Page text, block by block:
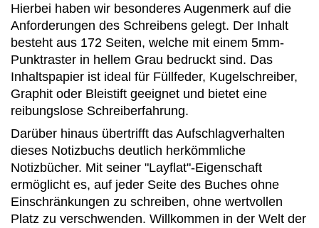
Hierbei haben wir besonderes Augenmerk auf die
Anforderungen des Schreibens gelegt. Der Inhalt
besteht aus 172 Seiten, welche mit einem 5mm-
Punktraster in hellem Grau bedruckt sind. Das
Inhaltspapier ist ideal für Füllfeder, Kugelschreiber,
Graphit oder Bleistift geeignet und bietet eine
reibungslose Schreiberfahrung.
Darüber hinaus übertrifft das Aufschlagverhalten
dieses Notizbuchs deutlich herkömmliche
Notizbücher. Mit seiner "Layflat"-Eigenschaft
ermöglicht es, auf jeder Seite des Buches ohne
Einschränkungen zu schreiben, ohne wertvollen
Platz zu verschwenden. Willkommen in der Welt der